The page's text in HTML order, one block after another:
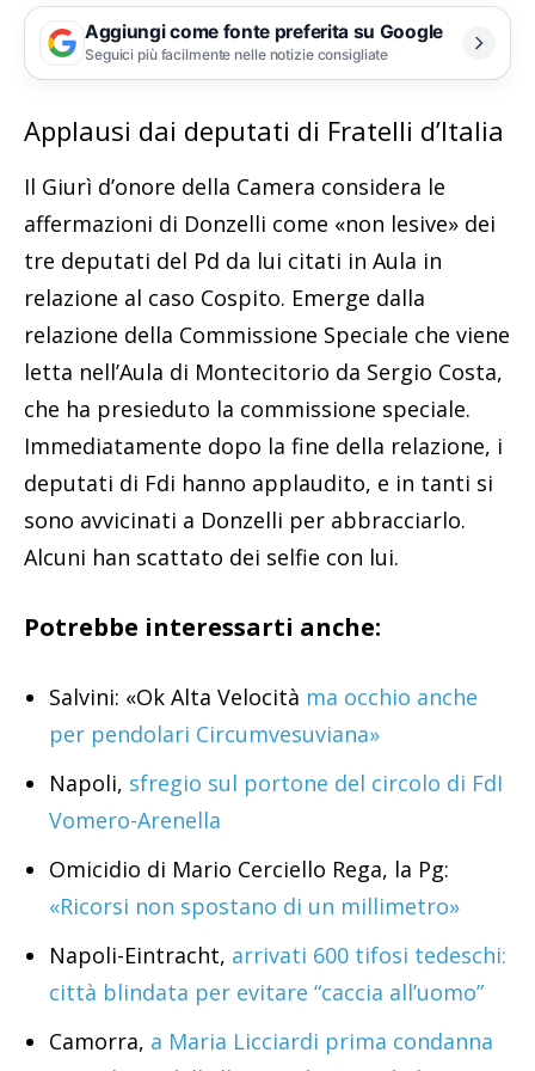
Aggiungi come fonte preferita su Google
Seguici più facilmente nelle notizie consigliate
Applausi dai deputati di Fratelli d’Italia
Il Giurì d’onore della Camera considera le
affermazioni di Donzelli come «non lesive» dei
tre deputati del Pd da lui citati in Aula in
relazione al caso Cospito. Emerge dalla
relazione della Commissione Speciale che viene
letta nell’Aula di Montecitorio da Sergio Costa,
che ha presieduto la commissione speciale.
Immediatamente dopo la fine della relazione, i
deputati di Fdi hanno applaudito, e in tanti si
sono avvicinati a Donzelli per abbracciarlo.
Alcuni han scattato dei selfie con lui.
Potrebbe interessarti anche:
Salvini: «Ok Alta Velocità ma occhio anche
per pendolari Circumvesuviana»
Napoli, sfregio sul portone del circolo di FdI
Vomero-Arenella
Omicidio di Mario Cerciello Rega, la Pg:
«Ricorsi non spostano di un millimetro»
Napoli-Eintracht, arrivati 600 tifosi tedeschi:
città blindata per evitare “caccia all’uomo”
Camorra, a Maria Licciardi prima condanna